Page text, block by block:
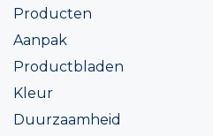
Producten
Aanpak
Productbladen
Kleur
Duurzaamheid